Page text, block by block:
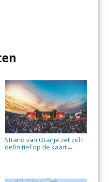
Strand van Oranje zet zich
definitief op de kaart→